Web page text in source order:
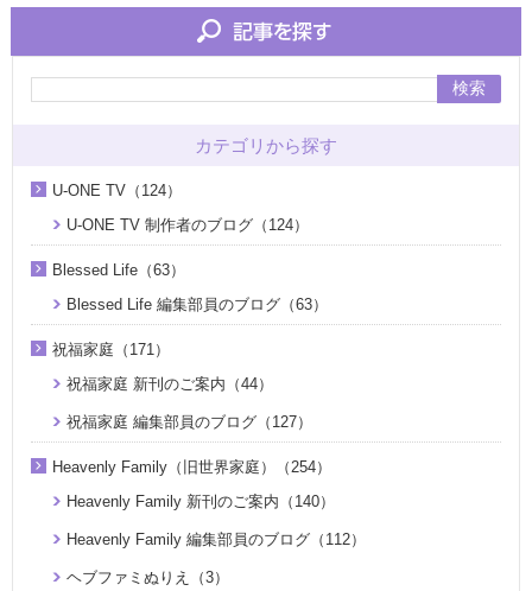
検索
カテゴリから探す
U-ONE TV（124）
U-ONE TV 制作者のブログ（124）
Blessed Life（63）
Blessed Life 編集部員のブログ（63）
祝福家庭（171）
祝福家庭 新刊のご案内（44）
祝福家庭 編集部員のブログ（127）
Heavenly Family（旧世界家庭）（254）
Heavenly Family 新刊のご案内（140）
Heavenly Family 編集部員のブログ（112）
ヘブファミぬりえ（3）